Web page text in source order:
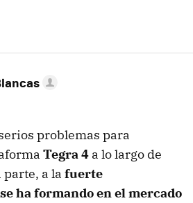
problemas para
Tegra 4 a lo largo de
a la fuerte
ha formando en el mercado